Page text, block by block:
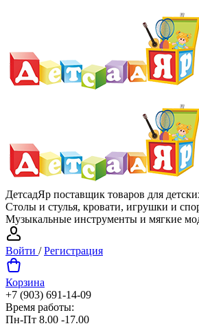
ДетсадЯр поставщик товаров для
Столы и стулья, кровати, игрушки и
Музыкальные инструменты и мягкие
Войти /Регистрация
Корзина
+7 (903) 691-14-09
Время работы:
Пн-Пт 8.00 -17.00